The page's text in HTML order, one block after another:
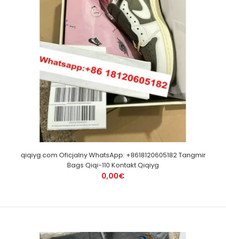
qiqiyg.com Oficjalny WhatsApp: +8618120605182 Tangmir
Bags Qiqi-110 Kontakt Qiqiyg
0,00€